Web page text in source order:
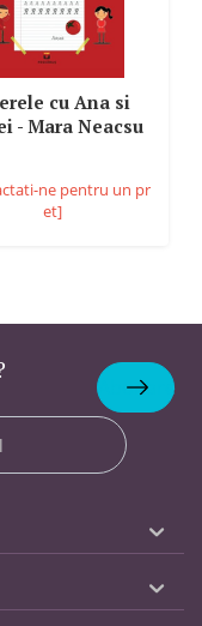
cu Ana si
- Mara Neacsu
ne pentru un pr
et]
Abonare